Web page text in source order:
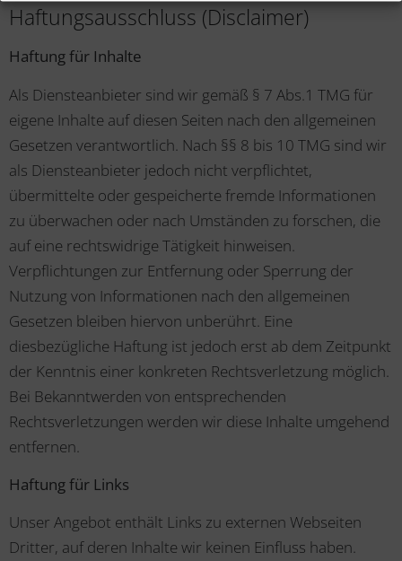
Haftungsausschluss (Disclaimer)
Haftung für Inhalte
Als Diensteanbieter sind wir gemäß § 7 Abs.1 TMG für
eigene Inhalte auf diesen Seiten nach den allgemeinen
Gesetzen verantwortlich. Nach §§ 8 bis 10 TMG sind wir
als Diensteanbieter jedoch nicht verpflichtet,
übermittelte oder gespeicherte fremde Informationen
zu überwachen oder nach Umständen zu forschen, die
auf eine rechtswidrige Tätigkeit hinweisen.
Verpflichtungen zur Entfernung oder Sperrung der
Nutzung von Informationen nach den allgemeinen
Gesetzen bleiben hiervon unberührt. Eine
diesbezügliche Haftung ist jedoch erst ab dem Zeitpunkt
der Kenntnis einer konkreten Rechtsverletzung möglich.
Bei Bekanntwerden von entsprechenden
Rechtsverletzungen werden wir diese Inhalte umgehend
entfernen.
Haftung für Links
Unser Angebot enthält Links zu externen Webseiten
Dritter, auf deren Inhalte wir keinen Einfluss haben.